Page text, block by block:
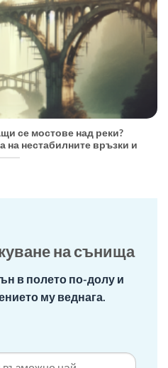
се мостове над реки?
на нестабилните връзки и
на сънища
в полето по-долу и
му веднага.